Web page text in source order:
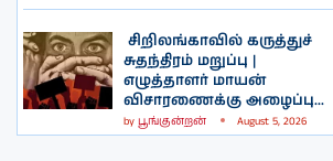
சிறிலங்காவில் கருத்துச்
சுதந்திரம் மறுப்பு |
எழுத்தாளர் மாயன்
விசாரணைக்கு அழைப்பு...
by பூங்குன்றன் August 5, 2026